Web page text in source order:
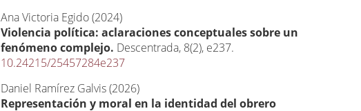
Ana Victoria Egido (2024)
Violencia política: aclaraciones conceptuales sobre un
fenómeno complejo. Descentrada, 8(2), e237.
10.24215/25457284e237
Daniel Ramírez Galvis (2026)
Representación y moral en la identidad del obrero